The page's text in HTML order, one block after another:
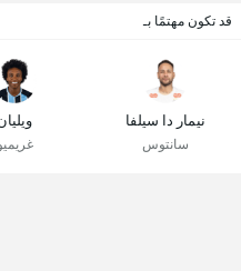
قد تكون مهتمًا بـ
نيمار دا سيلفا
سانتوس